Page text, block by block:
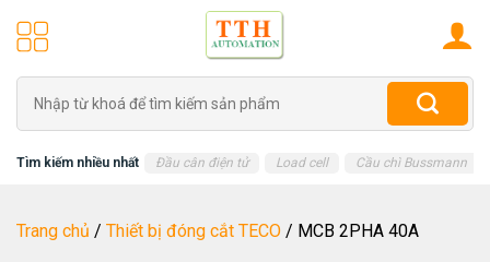
kiếm:
Tìm kiếm nhiều nhất Đầu cân điện tử Load cell Cầu chì Bussmann
Trang chủ / Thiết bị đóng cắt TECO / MCB 2PHA 40A